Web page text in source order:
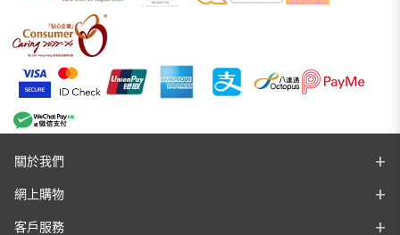
關於我們
網上購物
客戶服務